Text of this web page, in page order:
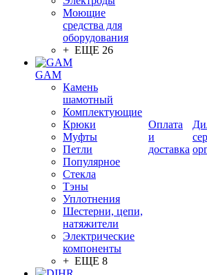
Моющие
средства для
оборудования
+ ЕЩЕ 26
GAM
Камень
шамотный
Комплектующие
Крюки
Муфты
Петли
Популярное
Стекла
Тэны
Уплотнения
Шестерни, цепи,
натяжители
Электрические
компоненты
+ ЕЩЕ 8
Оплата
и
доставка